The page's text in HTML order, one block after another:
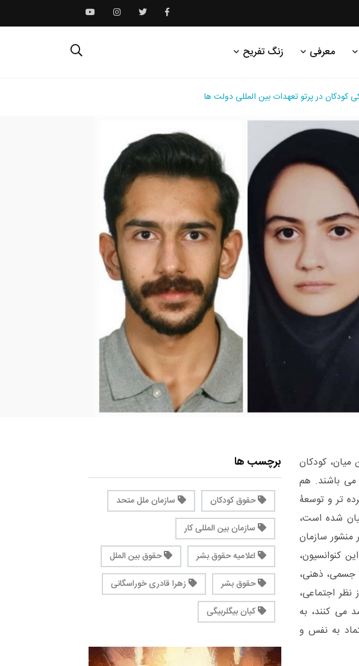
معرفی زنگ تفریح
کودکان در پرتو تعهدات بین المللی دولت ها
میان، کودکان
می باشند. هم
تر و توسعۀ
شده است،
منشور سازمان
جسمی، ذهنی،
اجتماعی،
می­ کنند، به
به نفس و
برچسب ها
حقوق کودکان
سازمان ملل متحد
سازمان بین المللی کار
اعلامیه حقوق بشر
حقوق بین الملل
حقوق بشر
زهرا قادری خوراسگانی
کیان بیگلربیگی